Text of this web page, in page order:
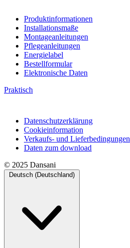
Produktinformationen
Installationsmaße
Montageanleitungen
Pflegeanleitungen
Energielabel
Bestellformular
Elektronische Daten
Praktisch
Datenschutzerklärung
Cookieinformation
Verkaufs- und Lieferbedingungen
Daten zum download
© 2025 Dansani
Deutsch (Deutschland)